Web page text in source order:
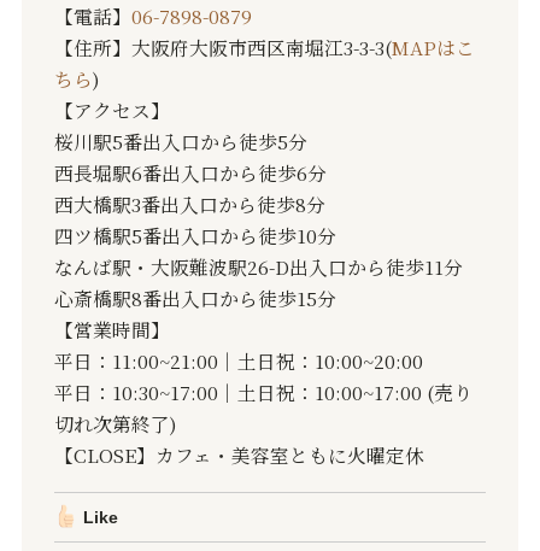
【電話】 06-7898-0879
【住所】大阪府大阪市西区南堀江3-3-3(MAPはこ
ちら)
【アクセス】
桜川駅5番出入口から徒歩5分
西長堀駅6番出入口から徒歩6分
西大橋駅3番出入口から徒歩8分
四ツ橋駅5番出入口から徒歩10分
なんば駅・大阪難波駅26-D出入口から徒歩11分
心斎橋駅8番出入口から徒歩15分
【営業時間】
平日：11:00~21:00｜土日祝：10:00~20:00
平日：10:30~17:00｜土日祝：10:00~17:00 (売り
切れ次第終了)
【CLOSE】カフェ・美容室ともに火曜定休
Like